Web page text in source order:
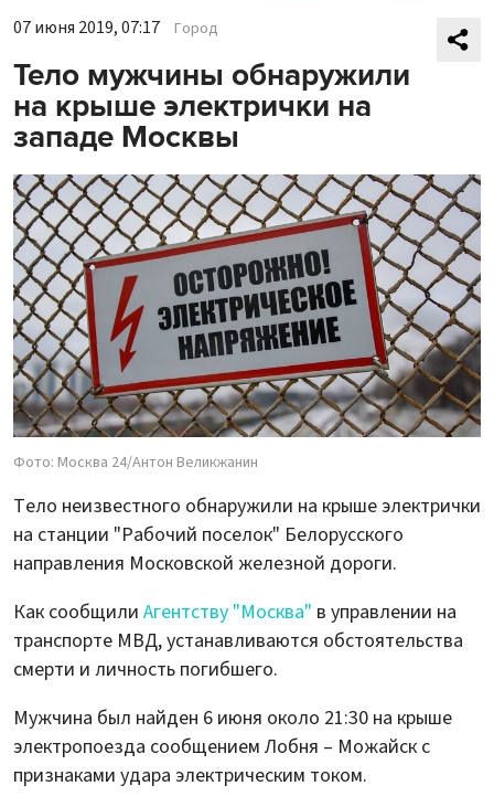
07 июня 2019, 07:17 Город
Тело мужчины обнаружили
на крыше электрички на
западе Москвы
Фото: Москва 24/Антон Великжанин
Тело неизвестного обнаружили на крыше электрички
на станции "Рабочий поселок" Белорусского
направления Московской железной дороги.
Как сообщили Агентству "Москва" в управлении на
транспорте МВД, устанавливаются обстоятельства
смерти и личность погибшего.
Мужчина был найден 6 июня около 21:30 на крыше
электропоезда сообщением Лобня – Можайск с
признаками удара электрическим током.